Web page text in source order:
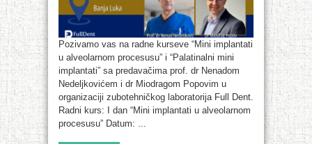
Pozivamo vas na radne kurseve “Mini implantati
u alveolarnom procesusu” i “Palatinalni mini
implantati” sa predavačima prof. dr Nenadom
Nedeljkovićem i dr Miodragom Popovim u
organizaciji zubotehničkog laboratorija Full Dent.
Radni kurs: I dan “Mini implantati u alveolarnom
procesusu” Datum: ...